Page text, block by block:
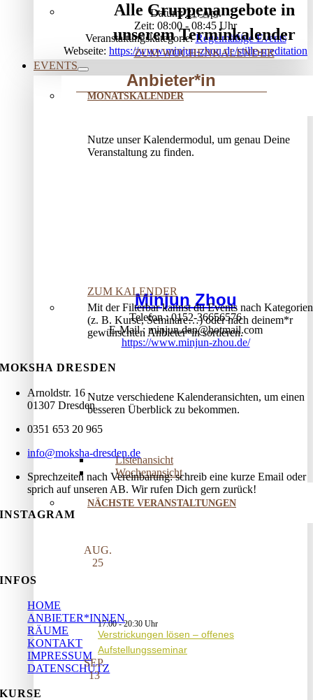
Alle Gruppenangebote in
unserem Terminkalender
ZUM WOCHENKALENDER
EVENTS
MONATSKALENDER
Nutze unser Kalendermodul, um genau Deine
Veranstaltung zu finden.
ZUM KALENDER
Mit der Filterbar kannst du Events nach Kategorien
(z. B. Kurse, Seminare…) oder nach deinem*r
gewünschten Anbieter*in sortieren.
Nutze verschiedene Kalenderansichten, um einen
besseren Überblick zu bekommen.
Listenansicht
Wochenansicht
NÄCHSTE VERANSTALTUNGEN
AUG.
25
17:00-20:30
Verstrickungen lösen – offenes
Aufstellungsseminar
SEP.
13
Datum: 21. Apr.
Zeit: 08:00 - 08:45
Veranstaltungskategorie: Regelmäßige Events
Webseite: https://www.minjun-zhou.de/stille-meditation
Anbieter*in
Minjun Zhou
Telefon 0152-36656576
E-Mail minjun.dan@hotmail.com
https://www.minjun-zhou.de/
MOKSHA DRESDEN
Arnoldstr. 16
01307 Dresden
0351 653 20 965
info@moksha-dresden.de
Sprechzeiten nach Vereinbarung: schreib eine kurze Email oder
sprich auf unseren AB. Wir rufen Dich gern zurück!
INSTAGRAM
INFOS
HOME
ANBIETER*INNEN
RÄUME
KONTAKT
IMPRESSUM
DATENSCHUTZ
KURSE